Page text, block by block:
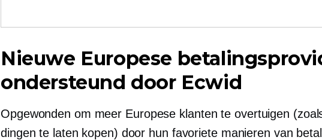
Nieuwe Europese
ondersteund door Ecwid
Opgewonden om meer Europese klanten te overtuigen
dingen te laten kopen) door hun favoriete manieren van